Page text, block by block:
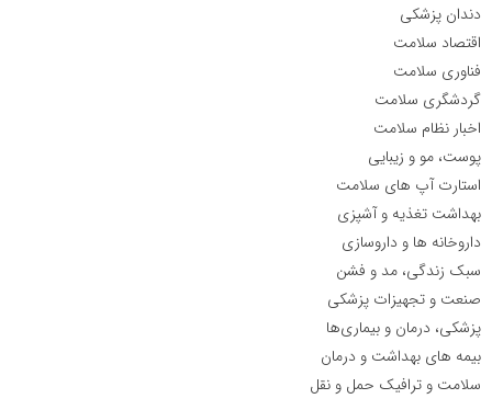
دندان پزشکی
اقتصاد سلامت
فناوری سلامت
گردشگری سلامت
اخبار نظام سلامت
پوست، مو و زیبایی
استارت آپ های سلامت
بهداشت تغذیه و آشپزی
داروخانه ها و داروسازی
سبک زندگی، مد و فشن
صنعت و تجهیزات پزشکی
پزشکی، درمان و بیماری‌ها
بیمه های بهداشت و درمان
سلامت و ترافیک حمل و نقل